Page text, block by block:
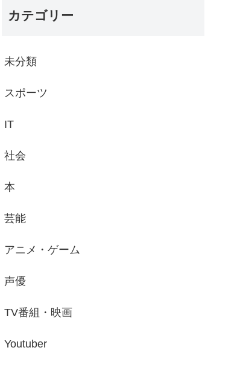
カテゴリー
未分類
スポーツ
IT
社会
本
芸能
アニメ・ゲーム
声優
TV番組・映画
Youtuber